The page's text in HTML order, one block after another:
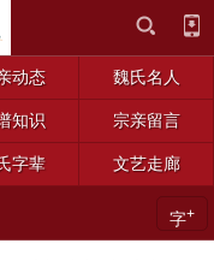
动态 魏氏名人
知识 宗亲留言
字辈 文艺走廊
字+